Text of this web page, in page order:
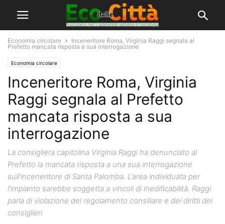
Economia circolare
Inceneritore Roma, Virginia Raggi segnala al
Prefetto mancata risposta a sua interrogazione
Economia circolare
Inceneritore Roma, Virginia
Raggi segnala al Prefetto
mancata risposta a sua
interrogazione
La consigliera capitolina Virginia Raggi ha denunciato al
Prefetto la mancata risposta a una sua interrogazione
sull'inceneritore di Santa Palomba. L’area individuata per
l’impianto sarebbe soggetta a vincoli di inedificabilità. Raggi
parla di violazione del regolamento consiliare e dei diritti dei
consiglieri